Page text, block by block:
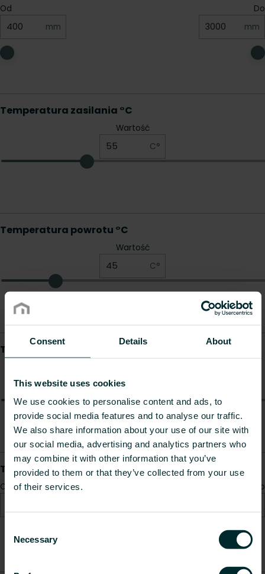
Consent Details About
This website uses cookies
We use cookies to personalise content and ads, to
provide social media features and to analyse our traffic.
We also share information about your use of our site with
our social media, advertising and analytics partners who
may combine it with other information that you’ve
provided to them or that they’ve collected from your use
of their services.
Selection
Necessary